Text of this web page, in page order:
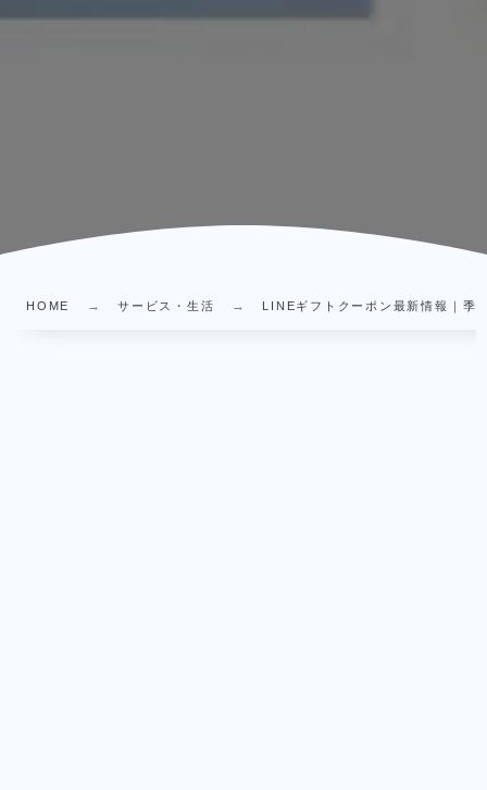
HOME サービス・生活 LINEギフトクーポン最新情報｜季